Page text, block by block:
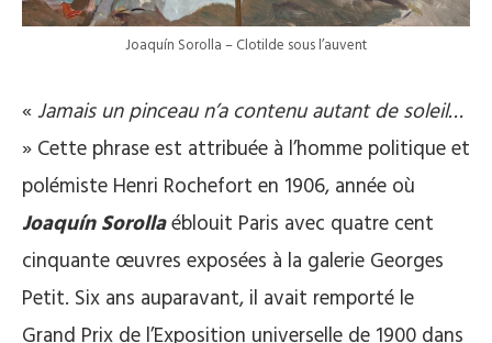
Joaquín Sorolla – Clotilde sous l’auvent
«Jamais un pinceau n’a contenu autant de soleil…
» Cette phrase est attribuée à l’homme politique et
polémiste Henri Rochefort en 1906, année où
Joaquín Sorollaéblouit Paris avec quatre cent
cinquante œuvres exposées à la galerie Georges
Petit. Six ans auparavant, il avait remporté le
Grand Prix de l’Exposition universelle de 1900 dans